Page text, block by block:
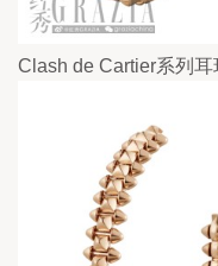
Clash de Cartier系列